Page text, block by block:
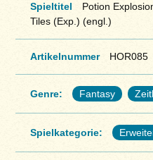
Spieltitel
Potion
Tiles (Exp.) (engl.)
Artikelnummer HOR085
Genre: Fantasy
Spielkategorie: